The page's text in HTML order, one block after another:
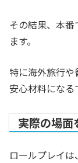
その結果、本
ます。
特に海外旅行
安心材料になる
実際の場面
ロールプレイ